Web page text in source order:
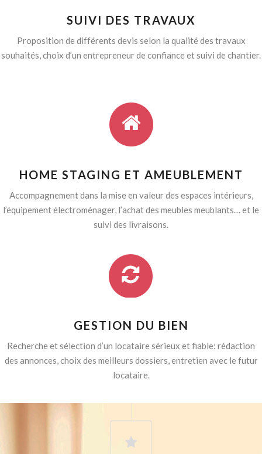
SUIVI DES TRAVAUX
Proposition de différents devis selon la qualité des travaux
souhaités, choix d’un entrepreneur de confiance et suivi de chantier.
HOME STAGING ET AMEUBLEMENT
Accompagnement dans la mise en valeur des espaces intérieurs,
l’équipement électroménager, l’achat des meubles meublants… et le
suivi des livraisons.
GESTION DU BIEN
Recherche et sélection d’un locataire sérieux et fiable: rédaction
des annonces, choix des meilleurs dossiers, entretien avec le futur
locataire.